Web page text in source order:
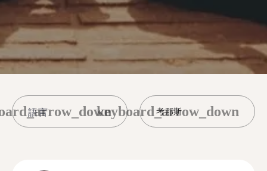
考那斯
keyboard_arrow_down